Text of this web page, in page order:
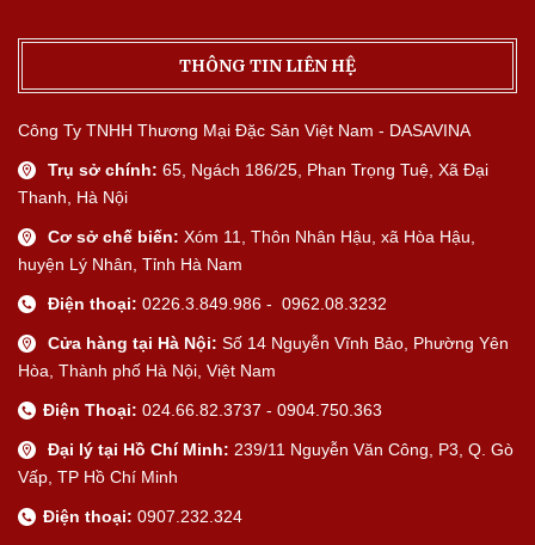
THÔNG TIN LIÊN HỆ
Công Ty TNHH Thương Mại Đặc Sản Việt Nam - DASAVINA
Trụ sở chính: 65, Ngách 186/25, Phan Trọng Tuệ, Xã Đại
Thanh, Hà Nội
Cơ sở chế biến: Xóm 11, Thôn Nhân Hậu, xã Hòa Hậu,
huyện Lý Nhân, Tỉnh Hà Nam
Điện thoại: 0226.3.849.986 - 0962.08.3232
Cửa hàng tại Hà Nội: Số 14 Nguyễn Vĩnh Bảo, Phường Yên
Hòa, Thành phố Hà Nội, Việt Nam
Điện Thoại: 024.66.82.3737 - 0904.750.363
Đại lý tại Hồ Chí Minh: 239/11 Nguyễn Văn Công, P3, Q. Gò
Vấp, TP Hồ Chí Minh
Điện thoại: 0907.232.324